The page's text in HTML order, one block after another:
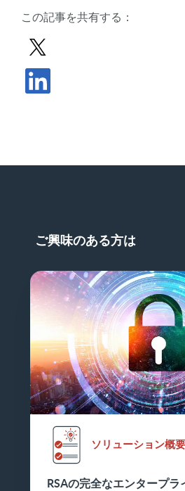
この記事を共有する：
Xで投稿を共有する
ご興味のある方は
ソリューション概要
RSAの完全なエンタープラ